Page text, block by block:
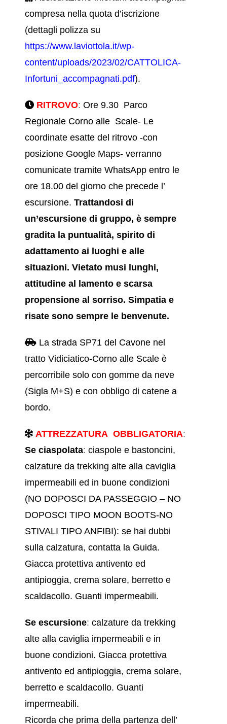
compresa nella quota d’iscrizione
(dettagli polizza su
https://www.laviottola.it/wp-
content/uploads/2023/02/CATTOLICA-
Infortuni_accompagnati.pdf).
RITROVO:Ore 9.30 Parco
Regionale Corno alle Scale- Le
coordinate esatte del ritrovo -con
posizione Google Maps- verranno
comunicate tramite WhatsApp entro le
ore 18.00 del giorno che precede l’
escursione.Trattandosi di
un’escursione di gruppo, è sempre
gradita la puntualità, spirito di
adattamento ai luoghi e alle
situazioni. Vietato musi lunghi,
attitudine al lamento e scarsa
propensione al sorriso. Simpatia e
risate sono sempre le benvenute.
La strada SP71 del Cavone nel
tratto Vidiciatico-Corno alle Scale è
percorribile solo con gomme da neve
(Sigla M+S) e con obbligo di catene a
bordo.
ATTREZZATURA OBBLIGATORIA:
Se ciaspolata:ciaspole e bastoncini,
calzature da trekking alte alla caviglia
impermeabili ed in buone condizioni
(NO DOPOSCI DA PASSEGGIO – NO
DOPOSCI TIPO MOON BOOTS-NO
STIVALI TIPO ANFIBI): se hai dubbi
sulla calzatura, contatta la Guida.
Giacca protettiva antivento ed
antipioggia, crema solare, berretto e
scaldacollo. Guanti impermeabili.
Se escursione:calzature da trekking
alte alla caviglia impermeabili e in
buone condizioni. Giacca protettiva
antivento ed antipioggia, crema solare,
berretto e scaldacollo. Guanti
impermeabili.
Ricorda che prima della partenza dell’